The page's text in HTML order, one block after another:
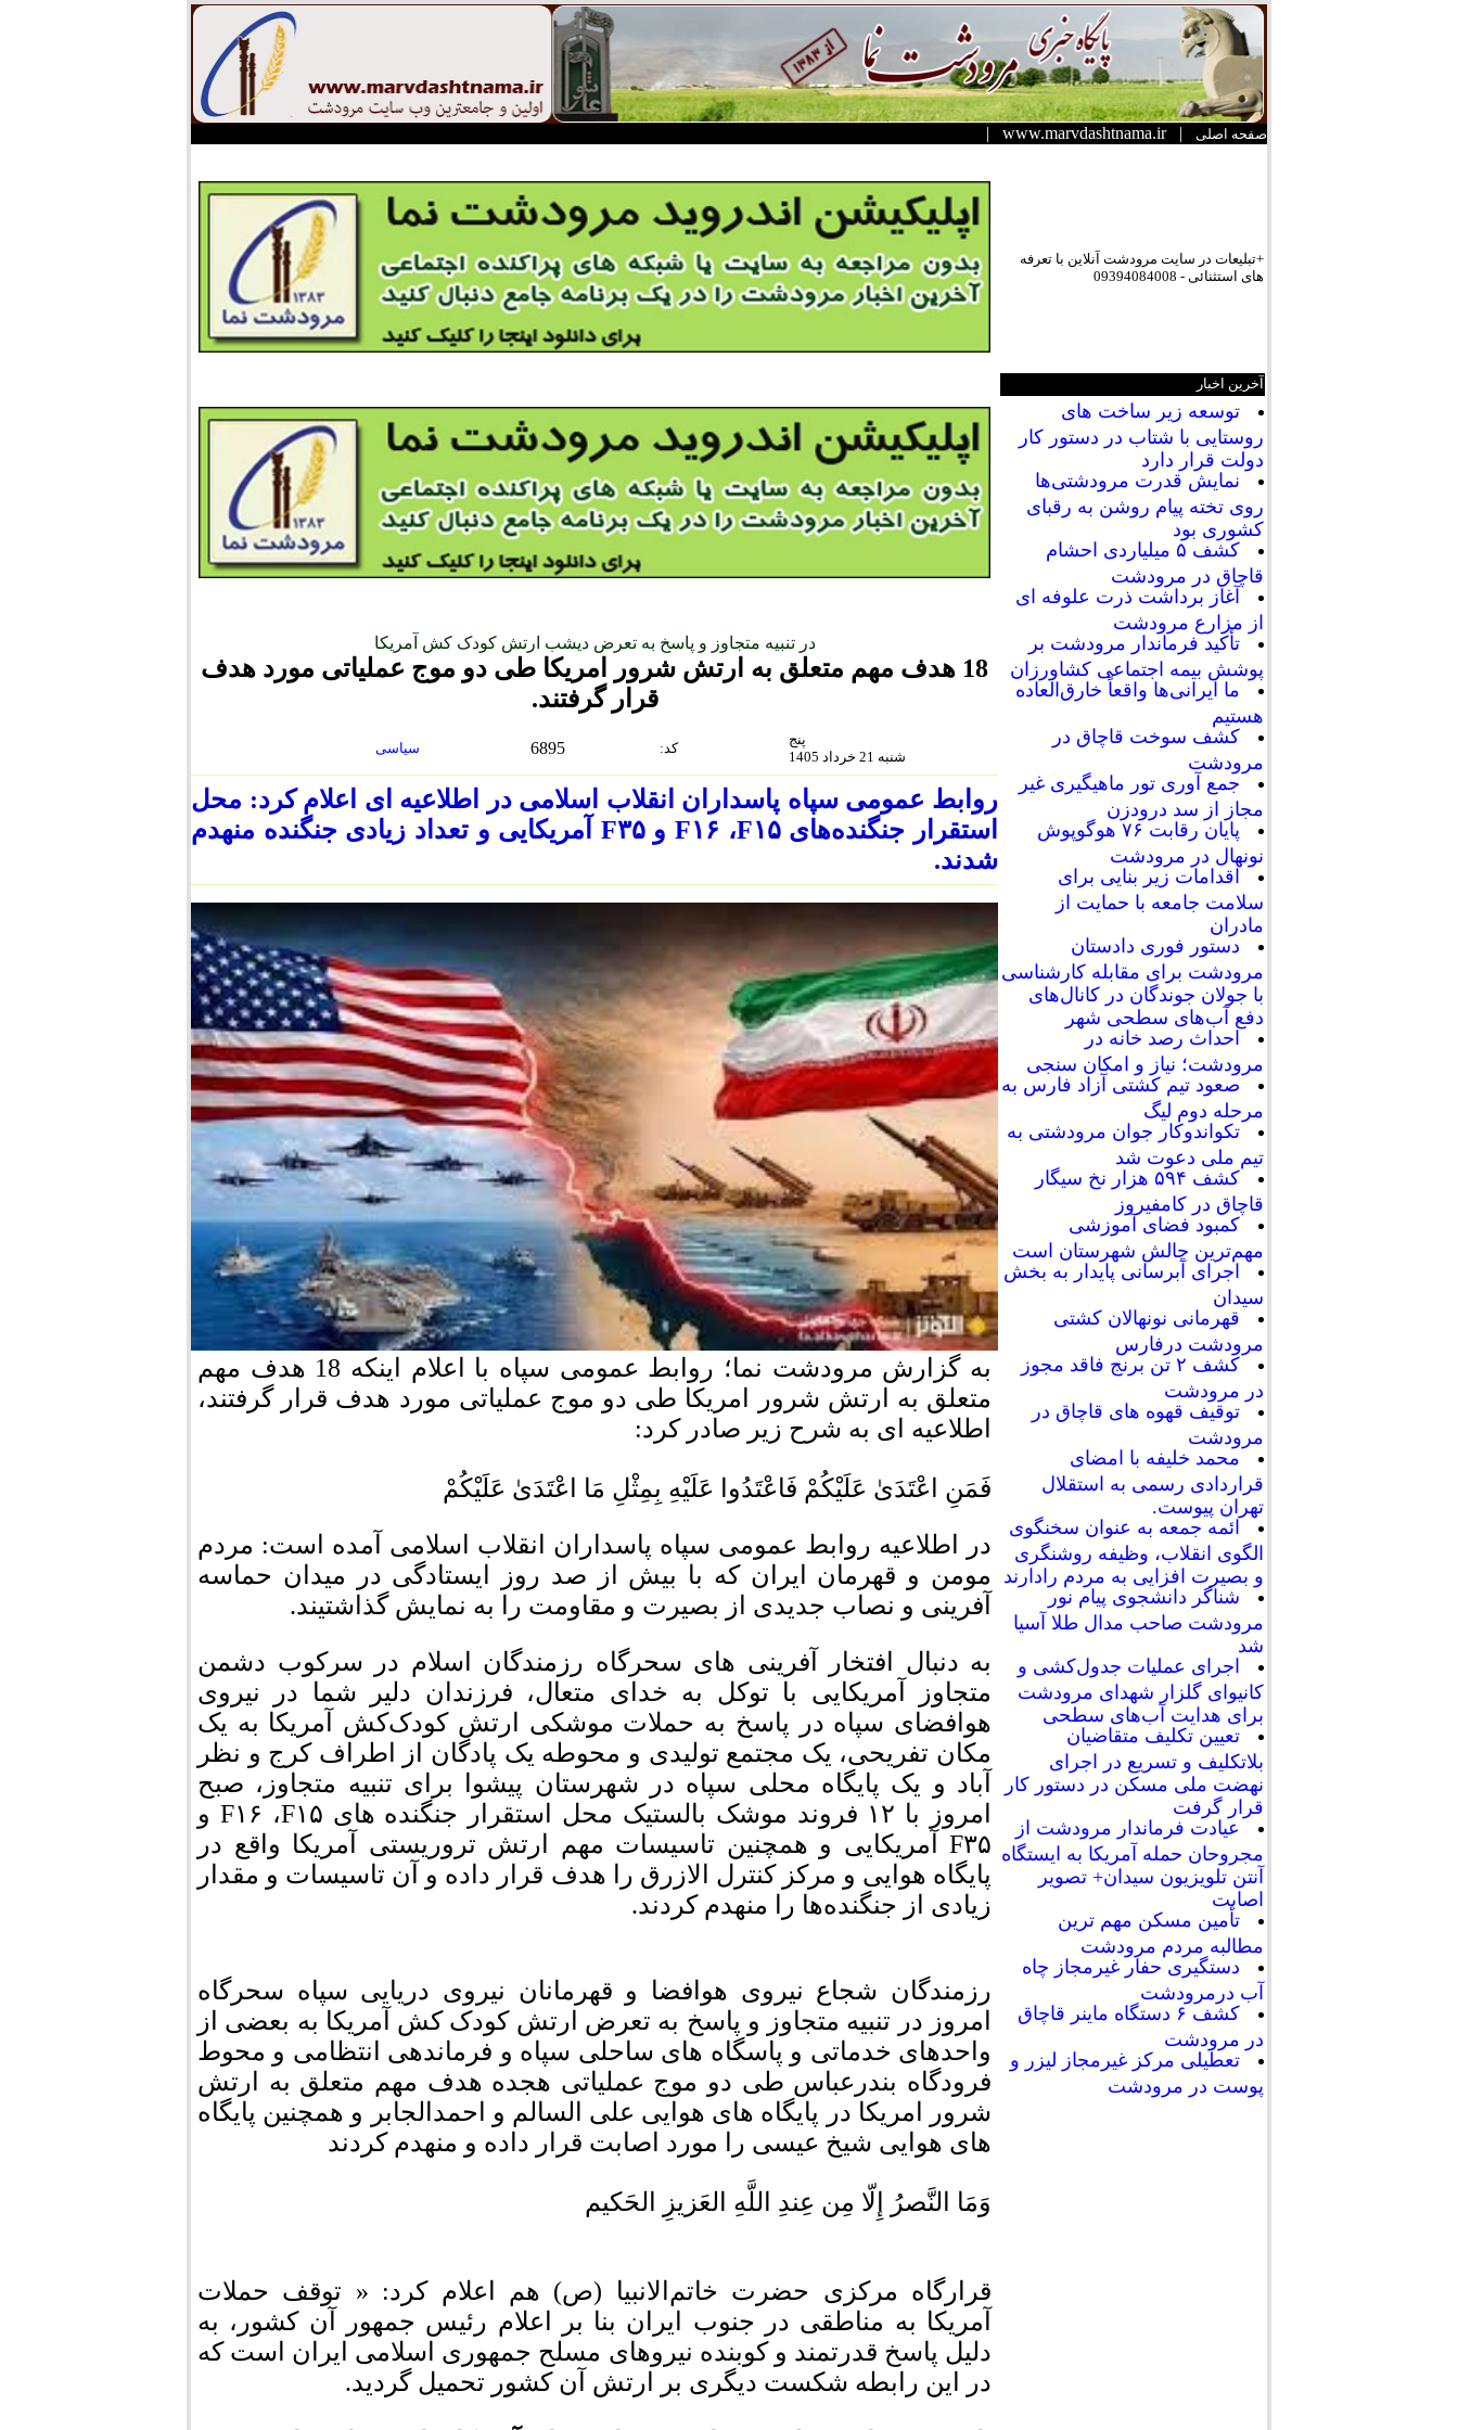
صفحه اصلی |
www.marvdashtnama.ir
|
+تبلیعات در سایت مرودشت آنلاین با تعرفه
های استثنائی - 09394084008
آخرین اخبار
توسعه زیر ساخت های
روستایی با شتاب در دستور کار
دولت قرار دارد
نمایش قدرت مرودشتی‌ها
روی تخته پیام روشن به رقبای
کشوری بود
کشف ۵ میلیاردی احشام
قاچاق در مرودشت
آغاز برداشت ذرت علوفه ای
از مزارع مرودشت
تأکید فرماندار مرودشت بر
پوشش بیمه اجتماعی کشاورزان
ما ایرانی‌ها واقعاً خارق‌العاده
هستیم
کشف سوخت قاچاق در
مرودشت
جمع آوری تور ماهیگیری غیر
مجاز از سد درودزن
پایان رقابت‌ ۷۶ هوگوپوش
نونهال در مرودشت
اقدامات زیر بنایی برای
سلامت جامعه با حمایت از
مادران
دستور فوری دادستان
مرودشت برای مقابله کارشناسی
با جولان جوندگان در کانال‌های
دفع آب‌های سطحی شهر
احداث رصد خانه در
مرودشت؛ نیاز و امکان سنجی
صعود تیم کشتی آزاد فارس به
مرحله دوم لیگ
تکواندوکار جوان مرودشتی به
تیم ملی دعوت شد
کشف ۵۹۴ هزار نخ سیگار
قاچاق در کامفیروز
کمبود فضای آموزشی
مهم‌ترین چالش شهرستان است
اجرای آبرسانی پایدار به بخش
سیدان
قهرمانی نونهالان کشتی
مرودشت درفارس
کشف ۲ تن برنج فاقد مجوز
در مرودشت
توقیف قهوه های قاچاق در
مرودشت
محمد خلیفه با امضای
قراردادی رسمی به استقلال
تهران پیوست.
ائمه جمعه به عنوان سخنگوی
الگوی انقلاب، وظیفه روشنگری
و بصیرت افزایی به مردم رادارند
شناگر دانشجوی پیام نور
مرودشت صاحب مدال طلا آسیا
شد
اجرای عملیات جدول‌کشی و
کانیوای گلزار شهدای مرودشت
برای هدایت آب‌های سطحی
تعیین تکلیف متقاضیان
بلاتکلیف و تسریع در اجرای
نهضت ملی مسکن در دستور کار
قرار گرفت
عیادت فرماندار مرودشت از
مجروحان حمله آمریکا به ایستگاه
آنتن تلویزیون سیدان+ تصویر
اصابت
تأمین مسکن مهم ترین
مطالبه مردم مرودشت
دستگیری حفار غیرمجاز چاه
آب درمرودشت
کشف ۶ دستگاه ماینر قاچاق
در مرودشت
تعطیلی مرکز غیرمجاز لیزر و
پوست در مرودشت
در تنبیه متجاوز و پاسخ به تعرض دیشب ارتش کودک کش آمریکا
18 هدف مهم متعلق به ارتش شرور امریکا طی دو موج عملیاتی مورد هدف
قرار گرفتند.
6895 :كد
پنج
شنبه 21 خرداد 1405
روابط عمومی سپاه پاسداران انقلاب اسلامی در اطلاعیه ای اعلام کرد: محل
استقرار جنگنده‌های F۱۶ ،F۱۵ و F۳۵ آمریکایی و تعداد زیادی جنگنده منهدم
شدند.
به گزارش مرودشت نما؛ روابط عمومی سپاه با اعلام اینکه 18 هدف مهم
متعلق به ارتش شرور امریکا طی دو موج عملیاتی مورد هدف قرار گرفتند،
اطلاعیه ای به شرح زیر صادر کرد:
فَمَنِ اعْتَدَىٰ عَلَیْکُمْ فَاعْتَدُوا عَلَیْهِ بِمِثْلِ مَا اعْتَدَىٰ عَلَیْکُمْ
در اطلاعیه روابط عمومی سپاه پاسداران انقلاب اسلامی آمده است: مردم
مومن و قهرمان ایران که با بیش از صد روز ایستادگی در میدان حماسه
آفرینی و نصاب جدیدی از بصیرت و مقاومت را به نمایش گذاشتیند.
به دنبال افتخار آفرینی های سحرگاه رزمندگان اسلام در سرکوب دشمن
متجاوز آمریکایی با توکل به خدای متعال، فرزندان دلیر شما در نیروی
هوافضای سپاه در پاسخ به حملات موشکی ارتش کودک‌کش آمریکا به یک
مکان تفریحی، یک مجتمع تولیدی و محوطه یک پادگان از اطراف کرج و نظر
آباد و یک پایگاه محلی سپاه در شهرستان پیشوا برای تنبیه متجاوز، صبح
امروز با ۱۲ فروند موشک بالستیک محل استقرار جنگنده های F۱۶ ،F۱۵ و
F۳۵ آمریکایی و همچنین تاسیسات مهم ارتش تروریستی آمریکا واقع در
پایگاه هوایی و مرکز کنترل الازرق را هدف قرار داده و آن تاسیسات و مقدار
زیادی از جنگنده‌ها را منهدم کردند.
رزمندگان شجاع نیروی هوافضا و قهرمانان نیروی دریایی سپاه سحرگاه
امروز در تنبیه متجاوز و پاسخ به تعرض ارتش کودک کش آمریکا به بعضی از
واحدهای خدماتی و پاسگاه های ساحلی سپاه و فرماندهی انتظامی و محوط
فرودگاه بندرعباس طی دو موج عملیاتی هجده هدف مهم متعلق به ارتش
شرور امریکا در پایگاه های هوایی علی السالم و احمدالجابر و همچنین پایگاه
های هوایی شیخ عیسی را مورد اصابت قرار داده و منهدم کردند
وَمَا النَّصرُ إِلّا مِن عِندِ اللَّهِ العَزیزِ الحَکیم
قرارگاه مرکزی حضرت خاتم‌الانبیا (ص) هم اعلام کرد: « توقف حملات
آمریکا به مناطقی در جنوب ایران بنا بر اعلام رئیس جمهور آن کشور، به
دلیل پاسخ قدرتمند و کوبنده نیروهای مسلح جمهوری اسلامی ایران است که
در این رابطه شکست دیگری بر ارتش آن کشور تحمیل گردید.